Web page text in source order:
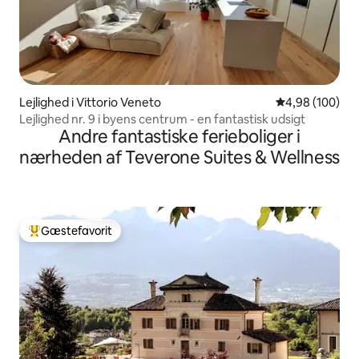
Lejlighed i Vittorio Veneto 4,98 ud af 5 i
4,98 (100)
Lejlighed nr. 9 i byens centrum - en fantastisk udsigt
Andre fantastiske ferieboliger i
nærheden af Teverone Suites & Wellness
Bedste gæstefavorit
Gæstefavorit